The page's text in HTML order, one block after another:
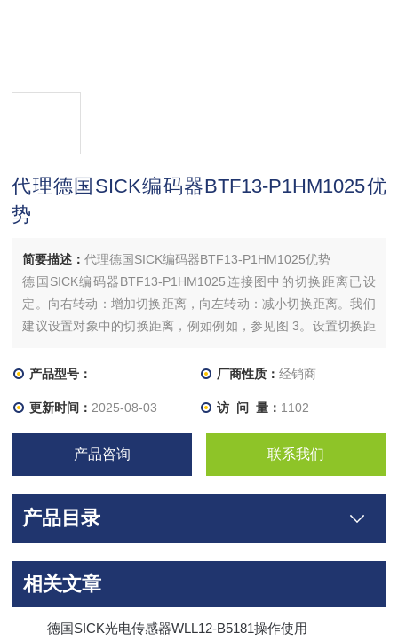
代理德国SICK编码器BTF13-P1HM1025优
势
简要描述：代理德国SICK编码器BTF13-P1HM1025优势
德国SICK编码器BTF13-P1HM1025连接图中的切换距离已设
定。向右转动：增加切换距离，向左转动：减小切换距离。我们
建议设置对象中的切换距离，例如例如，参见图 3。设置切换距
带示教按钮的传感器：按下示教按钮即可设置开关距离。请勿用
产品型号： 厂商性质： 经销商
更新时间： 2025-08-03 访 问 量： 1102
产品咨询 联系我们
产品目录
相关文章
德国SICK光电传感器WLL12-B5181操作使用